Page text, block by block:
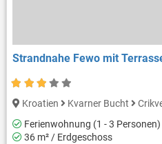
Strandnahe Fewo mit
Kroatien Kvarner Bucht
Ferienwohnung (1 - 3 Personen)
36 m² / Erdgeschoss